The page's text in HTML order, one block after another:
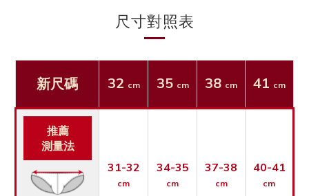
尺寸對照表
新尺碼 32 cm 35 cm 38 cm 41 cm
推薦
測量法
31-32
cm
34-35
cm
37-38
cm
40-41
cm